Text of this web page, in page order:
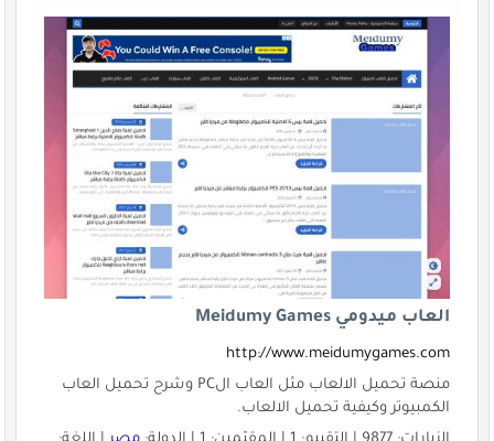
العاب ميدومي Meidumy Games
http://www.meidumygames.com
منصة تحميل الالعاب مثل العاب الPC وشرح تحميل العاب
الكمبيوتر وكيفية تحميل الالعاب.